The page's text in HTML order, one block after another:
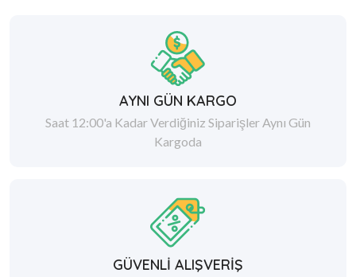
AYNI GÜN KARGO
Saat 12:00'a Kadar Verdiğiniz Siparişler Aynı Gün
Kargoda
GÜVENLİ ALIŞVERİŞ